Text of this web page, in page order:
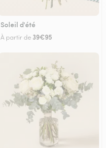
Soleil d'été
À partir de 39€95